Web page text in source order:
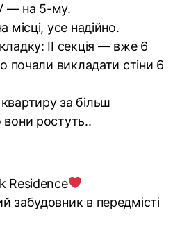
— на 5-му.
місці, усе надійно.
II секція — вже 6
почали викладати стіни 6
за більш
ростуть..
Residence
забудовник в передмісті